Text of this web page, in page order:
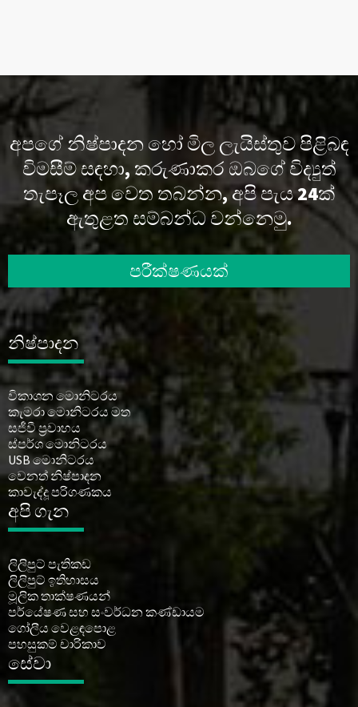
අපගේ නිෂ්පාදන හෝ මිල ලැයිස්තුව පිළිබඳ
විමසීම් සඳහා, කරුණාකර ඔබගේ විද්‍යුත්
තැපෑල අප වෙත තබන්න, අපි පැය 24ක්
ඇතුළත සම්බන්ධ වන්නෙමු.
පරීක්ෂණයක්
නිෂ්පාදන
විකාශන මොනිටරය
කැමරා මොනිටරය මත
සජීවී ප්‍රවාහය
ස්පර්ශ මොනිටරය
USB මොනිටරය
වෙනත් නිෂ්පාදන
කාවැද්දූ පරිගණකය
අපි ගැන
ලිලිපුට් පැතිකඩ
ලිලිපුට් ඉතිහාසය
මූලික තාක්ෂණයන්
පර්යේෂණ සහ සංවර්ධන කණ්ඩායම
ගෝලීය වෙළඳපොළ
පහසුකම් චාරිකාව
සේවා